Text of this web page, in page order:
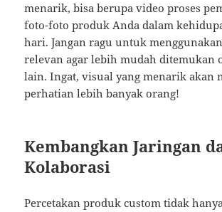
menarik, bisa berupa video proses
foto-foto produk Anda dalam
hari. Jangan ragu untuk
relevan agar lebih mudah ditemukan
lain. Ingat, visual yang menarik akan
perhatian lebih banyak orang!
Kembangkan Jaringan
Kolaborasi
Percetakan produk custom tidak